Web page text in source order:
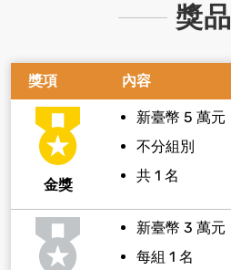
獎品
獎項 內容
金獎
新臺幣 5 萬元
不分組別
共 1 名
新臺幣 3 萬元
每組 1 名